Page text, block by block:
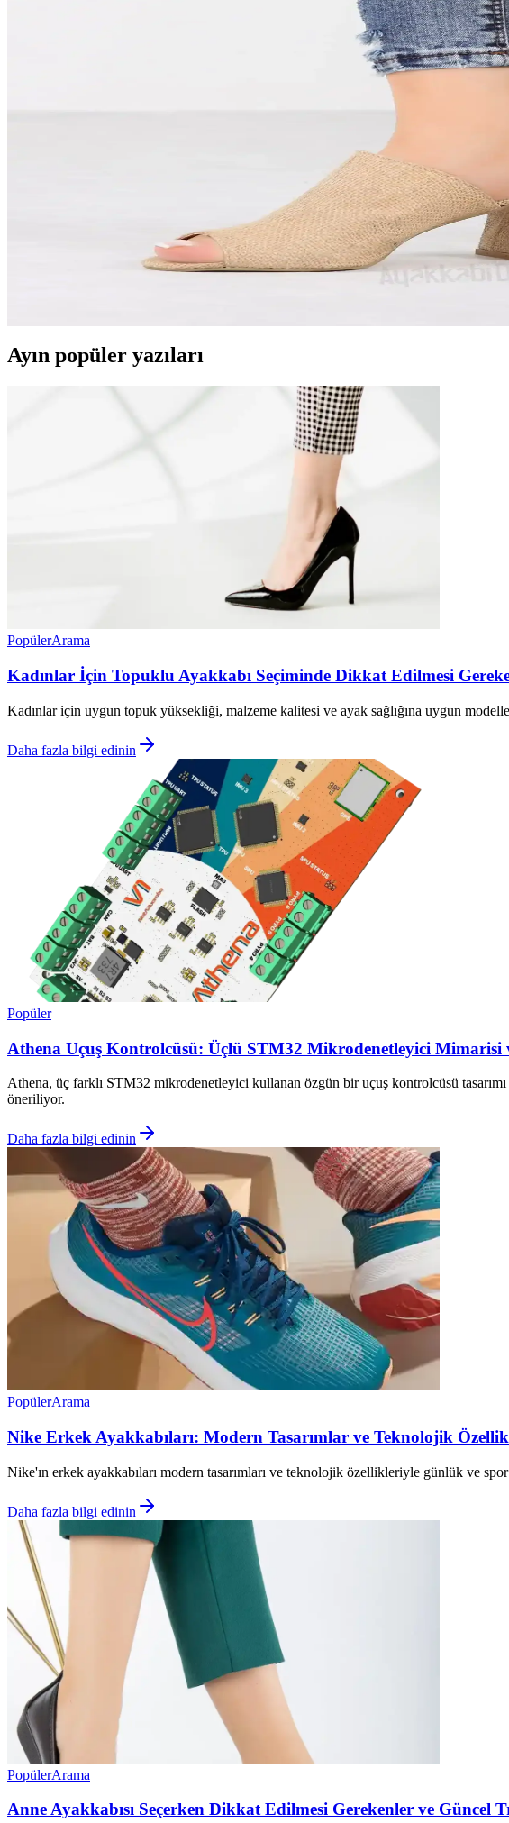
Kadınlar için tasarlanan desenli çantalar, çeşitli malzeme ve tasarımlarla günlük ve
Bambi Kadın Sandaletleri: Plajda Şıklık ve Konforu Bir Arada
Bambi kadın sandaletleri, plajda şıklık ve konforu bir arada sunar. Hafif, suya
Kadın Spor Ayakkabılarında Temel Özellikler ve Performans
Kadın spor ayakkabıları, hafiflik, nefes alabilirlik ve dayanıklılık gibi özellikleriyle spor
Kadın Yazlık Terlikler: Şıklık ve Konforu Bir Arada Sunan
Yazlık kadın terlikleri, hafif malzemeleri ve şık tasarımlarıyla hem rahat hem de stil
Kadın Firfir Terlikler Yaz Aylarında Rahat ve Güvenli Kullanım
Ayın popüler yazıları
PopülerArama
Kadınlar İçin Topuklu Ayakkabı Seçiminde Dikkat Edilmesi
Kadınlar için uygun topuk yüksekliği, malzeme kalitesi ve ayak sağlığına uygun
Daha fazla bilgi edinin
Popüler
Athena Uçuş Kontrolcüsü: Üçlü STM32 Mikrodenetleyici Mimarisi
Athena, üç farklı STM32 mikrodenetleyici kullanan özgün bir uçuş kontrolcüsü
öneriliyor.
Daha fazla bilgi edinin
PopülerArama
Nike Erkek Ayakkabıları: Modern Tasarımlar ve Teknolojik
Nike'ın erkek ayakkabıları modern tasarımları ve teknolojik özellikleriyle günlük ve
Daha fazla bilgi edinin
PopülerArama
Anne Ayakkabısı Seçerken Dikkat Edilmesi Gerekenler ve Güncel